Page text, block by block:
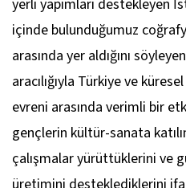
yerli yapımları destekleyen
içinde bulunduğumuz
arasında yer aldığını
aracılığıyla Türkiye ve
evreni arasında verimli bir
gençlerin kültür-sanata
çalışmalar yürüttüklerini ve